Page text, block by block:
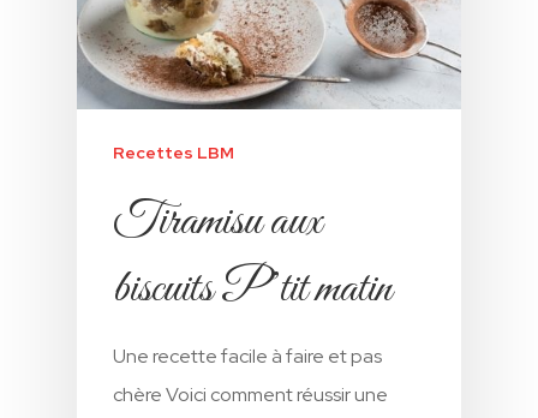
Recettes LBM
Tiramisu aux
biscuits P’tit matin
Une recette facile à faire et pas
chère Voici comment réussir une